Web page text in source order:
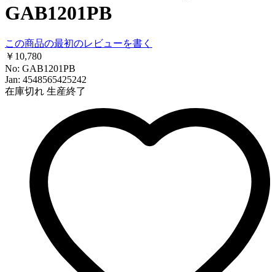
GAB1201PB
この商品の最初のレビューを書く
￥10,780
No: GAB1201PB
Jan: 4548565425242
在庫切れ 生産終了